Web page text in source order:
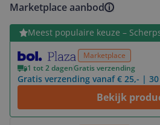
Marketplace aanbod
Meest populaire keuze –
Marketplace
1 tot 2 dagenGratis verzending
Gratis verzending vanaf € 25,- |
Bekijk
Bekijk product